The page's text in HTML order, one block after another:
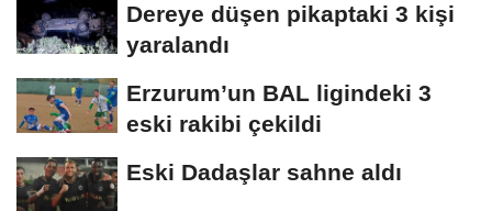
Dereye düşen pikaptaki 3 kişi
yaralandı
Erzurum’un BAL ligindeki 3
eski rakibi çekildi
Eski Dadaşlar sahne aldı